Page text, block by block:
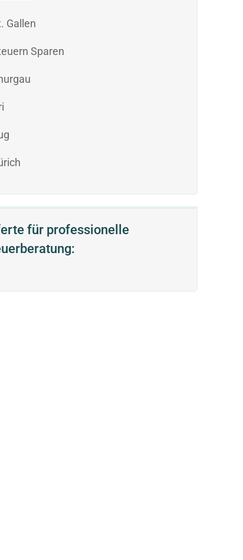
Gallen
Sparen
für professionelle